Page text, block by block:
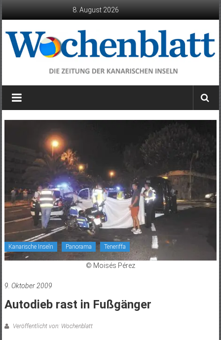
8. August 2026
Wochenblatt
die
Kanarischen
Kanarische Inseln Panorama Teneriffa
© Moisés Pérez
9. Oktober 2009
Autodieb rast in Fußgänger
Veröffentlicht von: Wochenblatt